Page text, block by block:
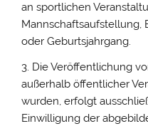
an sportlichen
Mannschaftsaufstellung,
oder Geburtsjahrgang.
3. Die Veröffentlichung
außerhalb öffentlicher
wurden, erfolgt
Einwilligung der